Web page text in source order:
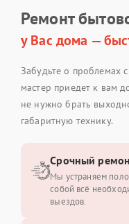
Ремонт
у Вас дома —
Забудьте о проблемах
мастер приедет к вам
не нужно брать
габаритную технику.
Срочный
Мы устраняем
собой всё
выездов.